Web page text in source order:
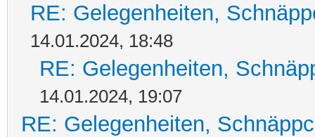
RE: Gelegenheiten,
14.01.2024, 18:48
RE: Gelegenheiten,
14.01.2024, 19:07
RE: Gelegenheiten,